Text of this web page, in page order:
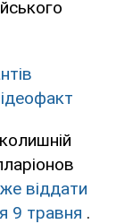
віддати
9 травня .